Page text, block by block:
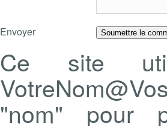
Envoyer
Ce site
"nom" pour